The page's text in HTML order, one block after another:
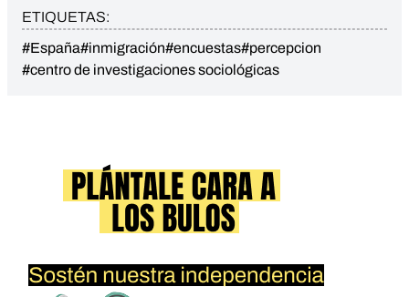
ETIQUETAS:
#España#inmigración#encuestas#percepcion
#centro de investigaciones sociológicas